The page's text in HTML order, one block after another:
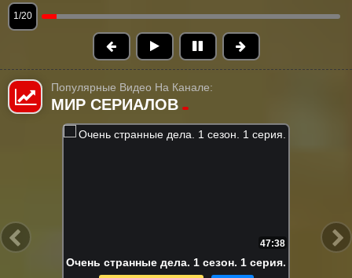
1/20
Популярные Видео На Канале:
МИР СЕРИАЛОВ
6:55:58
Вне кампуса. Все серии